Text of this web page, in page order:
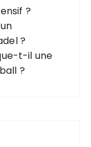
?
?
t-il une
?